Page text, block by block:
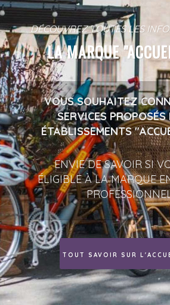
DÉCOUVREZ TOUTES LES
LA MARQUE
VOUS SOUHAITEZ
SERVICES PROPOSÉS
ÉTABLISSEMENTS
ENVIE DE SAVOIR SI
ÉLIGIBLE À LA MARQUE
TOUT SAVOIR SUR